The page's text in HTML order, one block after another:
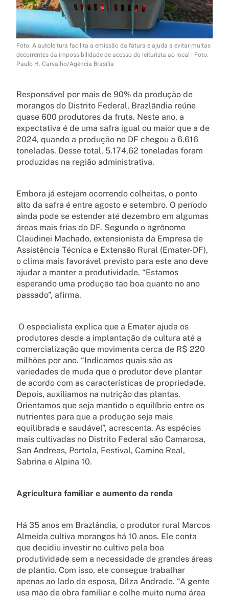
Foto: A autoleitura facilita a emissão da fatura e ajuda a evitar multas
decorrentes da impossibilidade de acesso do leiturista ao local | Foto:
Paulo H. Carvalho/Agência Brasília
Responsável por mais de 90% da produção de
morangos do Distrito Federal, Brazlândia reúne
quase 600 produtores da fruta. Neste ano, a
expectativa é de uma safra igual ou maior que a de
2024, quando a produção no DF chegou a 6.616
toneladas. Desse total, 5.174,62 toneladas foram
produzidas na região administrativa.
Embora já estejam ocorrendo colheitas, o ponto
alto da safra é entre agosto e setembro. O período
ainda pode se estender até dezembro em algumas
áreas mais frias do DF. Segundo o agrônomo
Claudinei Machado, extensionista da Empresa de
Assistência Técnica e Extensão Rural (Emater-DF),
o clima mais favorável previsto para este ano deve
ajudar a manter a produtividade. “Estamos
esperando uma produção tão boa quanto no ano
passado”, afirma.
O especialista explica que a Emater ajuda os
produtores desde a implantação da cultura até a
comercialização que movimenta cerca de R$ 220
milhões por ano. “Indicamos quais são as
variedades de muda que o produtor deve plantar
de acordo com as características de propriedade.
Depois, auxiliamos na nutrição das plantas.
Orientamos que seja mantido o equilíbrio entre os
nutrientes para que a produção seja mais
equilibrada e saudável”, acrescenta. As espécies
mais cultivadas no Distrito Federal são Camarosa,
San Andreas, Portola, Festival, Camino Real,
Sabrina e Alpina 10.
Agricultura familiar e aumento da renda
Há 35 anos em Brazlândia, o produtor rural Marcos
Almeida cultiva morangos há 10 anos. Ele conta
que decidiu investir no cultivo pela boa
produtividade sem a necessidade de grandes áreas
de plantio. Com isso, ele consegue trabalhar
apenas ao lado da esposa, Dilza Andrade. “A gente
usa mão de obra familiar e colhe muito numa área